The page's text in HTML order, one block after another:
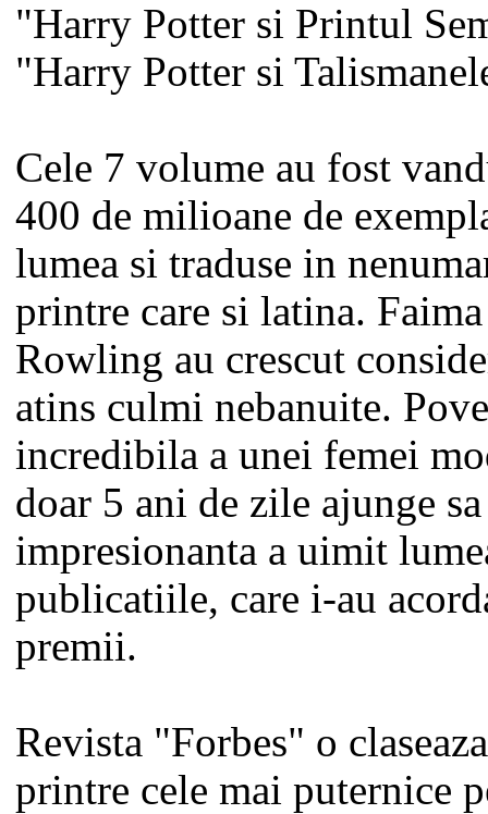
"Harry Potter si Printul
"Harry Potter si
Cele 7 volume au fost
400 de milioane de
lumea si traduse in
printre care si latina.
Rowling au crescut
atins culmi nebanuite.
incredibila a unei femei
doar 5 ani de zile ajunge
impresionanta a uimit
publicatiile, care i-au
premii.
Revista "Forbes" o
printre cele mai puternice